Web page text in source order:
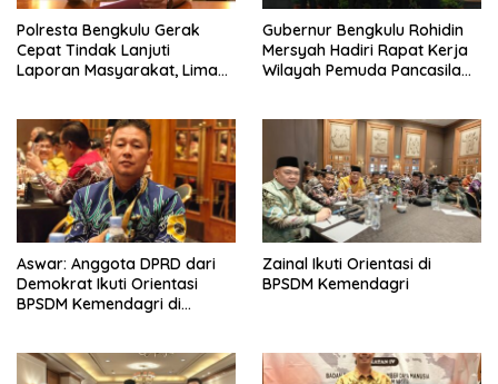
‎Polresta Bengkulu Gerak
Cepat Tindak Lanjuti
Laporan Masyarakat, Lima
Anak Diamankan
Gubernur Bengkulu Rohidin
Mersyah Hadiri Rapat Kerja
Wilayah Pemuda Pancasila
Aswar: Anggota DPRD dari
Demokrat Ikuti Orientasi
BPSDM Kemendagri di
Zainal Ikuti Orientasi di
BPSDM Kemendagri